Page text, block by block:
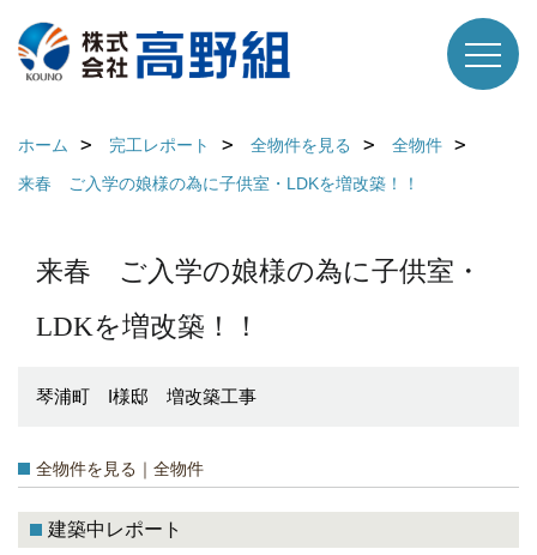
ホーム 完工レポート 全物件を見る
全物件
来春 ご入学の娘様の為に子供室・LDKを増改築！！
来春 ご入学の娘様の為に子供室・
LDKを増改築！！
琴浦町 I様邸 増改築工事
全物件を見る｜全物件
建築中レポート